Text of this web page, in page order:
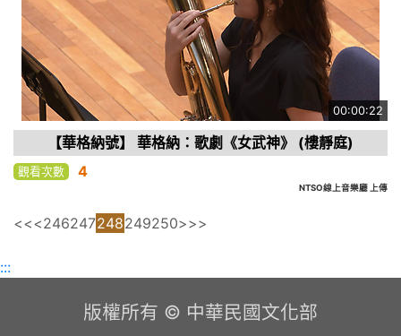
00:00:22
【華格納號】 華格納：歌劇《女武神》 (樓靜庭)
觀看次數 4
NTSO線上音樂廳 上傳
<<<246247248249250>>>
:::
版權所有 © 中華民國文化部